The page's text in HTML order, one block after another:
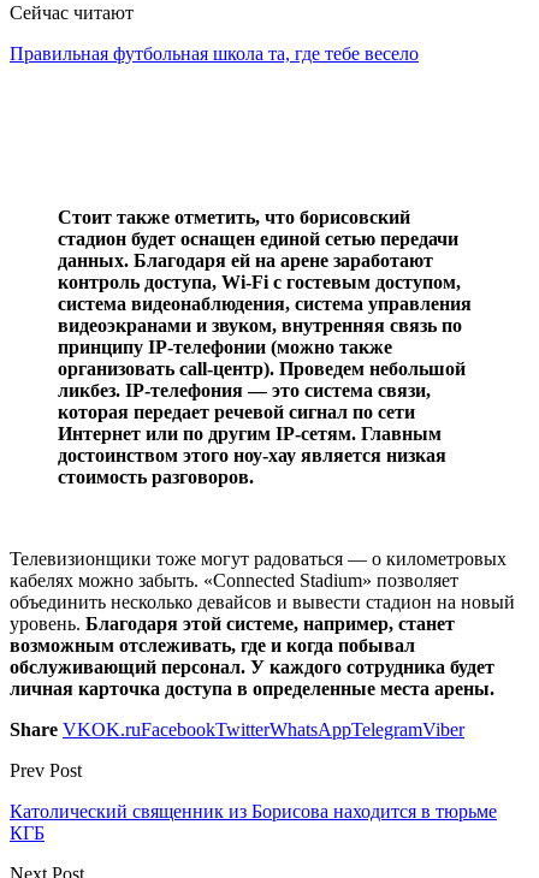
Сейчас читают
Правильная футбольная школа та, где тебе весело
Стоит также отметить, что борисовский
стадион будет оснащен единой сетью передачи
данных. Благодаря ей на арене заработают
контроль доступа, Wi-Fi с гостевым доступом,
система видеонаблюдения, система управления
видеоэкранами и звуком, внутренняя связь по
принципу IP-телефонии (можно также
организовать call-центр). Проведем небольшой
ликбез. IP-телефония — это система связи,
которая передает речевой сигнал по сети
Интернет или по другим IP-сетям. Главным
достоинством этого ноу-хау является низкая
стоимость разговоров.
Телевизионщики тоже могут радоваться — о километровых
кабелях можно забыть. «Connected Stadium» позволяет
объединить несколько девайсов и вывести стадион на новый
уровень. Благодаря этой системе, например, станет
возможным отслеживать, где и когда побывал
обслуживающий персонал. У каждого сотрудника будет
личная карточка доступа в определенные места арены.
Share VKOK.ruFacebookTwitterWhatsAppTelegramViber
Prev Post
Католический священник из Борисова находится в тюрьме
КГБ
Next Post